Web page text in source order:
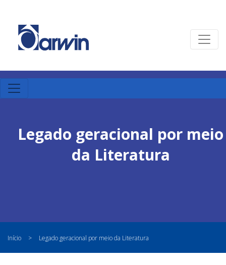
Legado geracional por meio
da Literatura
Início > Legado geracional por meio da Literatura